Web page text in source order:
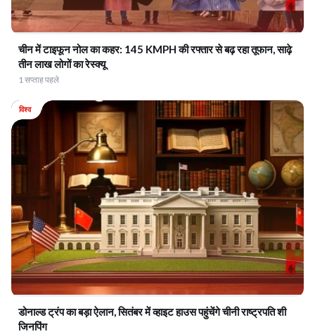
चीन में टाइफून नोल का कहर: 145 KMPH की रफ्तार से बढ़ रहा तूफान, साढ़े
तीन लाख लोगों का रेस्क्यू
1 सप्ताह पहले
विश्व
डोनाल्ड ट्रंप का बड़ा ऐलान, सितंबर में व्हाइट हाउस पहुंचेंगे चीनी राष्ट्रपति शी
जिनपिंग